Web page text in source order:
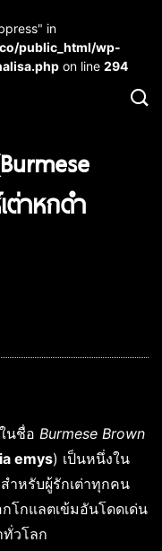
in
public_html/wp-
on line 294
ต่าหกดำ
นชื่อ Burmese Brown
emys) เป็นหนึ่งใน
ำหรับผู้รักเต่าทุกคน
โกแลตเข้มอันโดดเด่น
ทั่วโลก